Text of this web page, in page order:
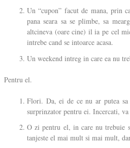
Un “cupon” facut de mana, prin
pana seara sa se plimbe, sa
altcineva (oare cine) il ia pe cel
intrebe cand se intoarce acasa.
Un weekend intreg in care ea nu
Pentru el.
Flori. Da, ei de ce nu ar putea
surprinzator pentru ei. Incercati,
O zi pentru el, in care nu trebuie
tanjeste el mai mult si mai mult,